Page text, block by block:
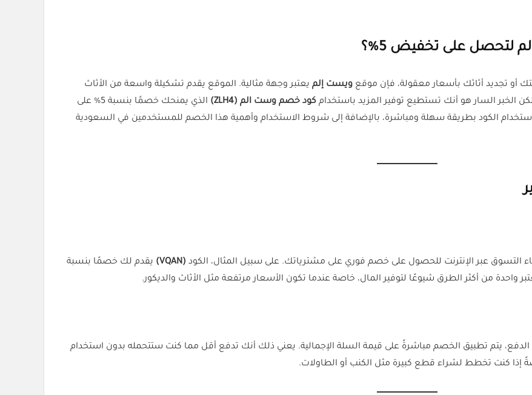
على تخفيض 5%؟
أو تجديد أثاثك بأسعار معقولة، فإن موقع ويست إلم يعتبر وجهة مثالية. الموقع يقدم تشكيلة واسعة من الأثاث
الخبر السار هو أنك تستطيع توفير المزيد باستخدام كود خصم وست الم (ZLH4
)
الذي يمنحك خصمًا بنسبة 5% على
الكود بطريقة سهلة ومباشرة، بالإضافة إلى شروط الاستخدام وأهمية هذا الخصم للمستخدمين في السعودية
التسوق عبر الإنترنت للحصول على خصم فوري على مشترياتك. على سبيل المثال، الكود (VQAN)
يقدم لك خصمًا بنسبة
يتم تطبيق الخصم مباشرةً على قيمة السلة الإجمالية. يعني ذلك أنك تدفع أقل مما كنت ستتحمله بدون استخدام
إذا كنت تخطط لشراء قطع كبيرة مثل الكنب أو الطاولات.